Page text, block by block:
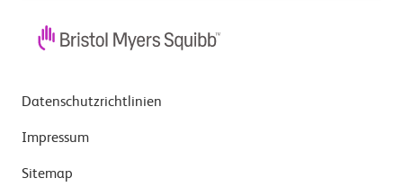
Datenschutzrichtlinien
Impressum
Sitemap